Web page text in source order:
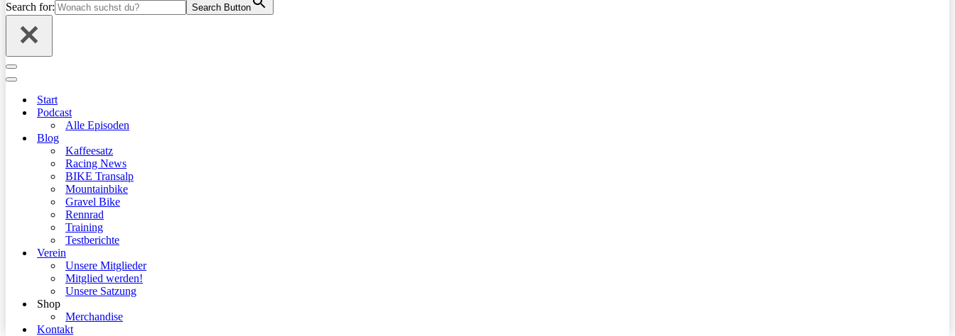
Search for: Search Button
Navigationsmenü
Navigationsmenü
Start
Podcast
Alle Episoden
Blog
Kaffeesatz
Racing News
BIKE Transalp
Mountainbike
Gravel Bike
Rennrad
Training
Testberichte
Verein
Unsere Mitglieder
Mitglied werden!
Unsere Satzung
Shop
Merchandise
Kontakt